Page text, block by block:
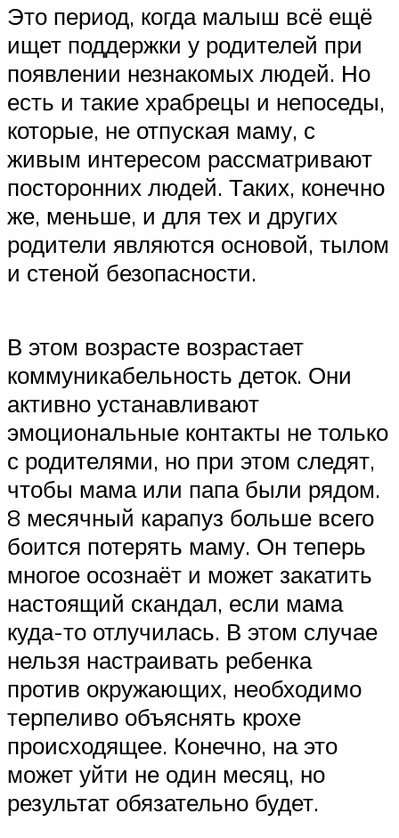
Это период, когда малыш всё ещё
ищет поддержки у родителей при
появлении незнакомых людей. Но
есть и такие храбрецы и непоседы,
которые, не отпуская маму, с
живым интересом рассматривают
посторонних людей. Таких, конечно
же, меньше, и для тех и других
родители являются основой, тылом
и стеной безопасности.
В этом возрасте возрастает
коммуникабельность деток. Они
активно устанавливают
эмоциональные контакты не только
с родителями, но при этом следят,
чтобы мама или папа были рядом.
8 месячный карапуз больше всего
боится потерять маму. Он теперь
многое осознаёт и может закатить
настоящий скандал, если мама
куда-то отлучилась. В этом случае
нельзя настраивать ребенка
против окружающих, необходимо
терпеливо объяснять крохе
происходящее. Конечно, на это
может уйти не один месяц, но
результат обязательно будет.